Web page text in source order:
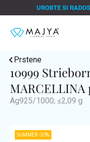
na
UROBTE SI
Prstene
10999
MARCELLINA
Ag925/1000; ≤2,09 g
SUMMER -30%